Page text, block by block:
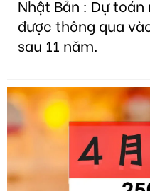
Nhật Bản : Dự
được thông qua
sau 11 năm.